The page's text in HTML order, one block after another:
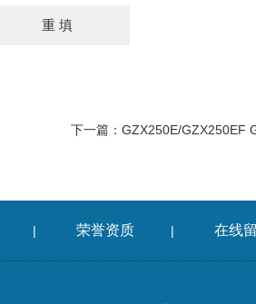
下一篇： GZX250E/GZX250EF
| 荣誉资质 | 在线